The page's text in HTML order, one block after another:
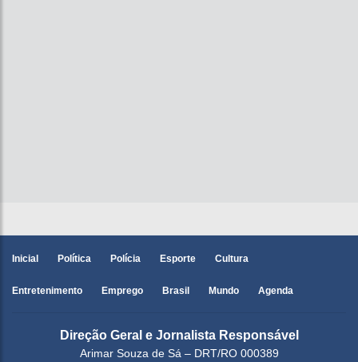
Inicial Política Polícia Esporte Cultura
Entretenimento Emprego Brasil Mundo Agenda
Direção Geral e Jornalista Responsável
Arimar Souza de Sá – DRT/RO 000389